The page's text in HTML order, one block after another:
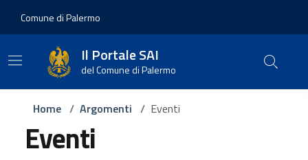
Comune di Palermo
Il Portale SAI
del Comune di Palermo
Home / Argomenti / Eventi
Eventi